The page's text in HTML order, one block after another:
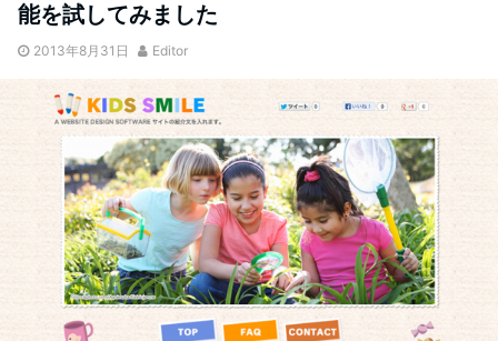
能を試してみました
2013年8月31日 Editor